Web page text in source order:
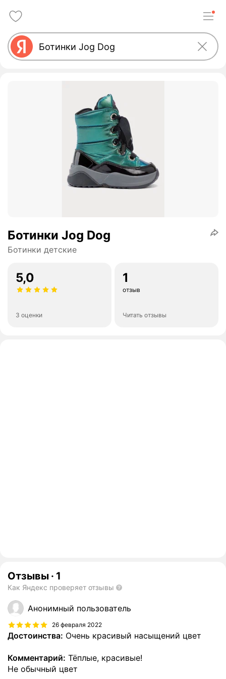
Ботинки Jog Dog
Ботинки детские
5,0
3 оценки
1
отзыв
Читать отзывы
Отзывы · 1
Как Яндекс проверяет отзывы
Анонимный пользователь
26 февраля 2022
Достоинства: Очень красивый насыщений цвет
Комментарий: Тёплые, красивые!
Не обычный цвет